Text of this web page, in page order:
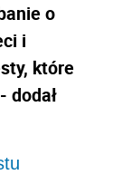
o
i
które
dodał